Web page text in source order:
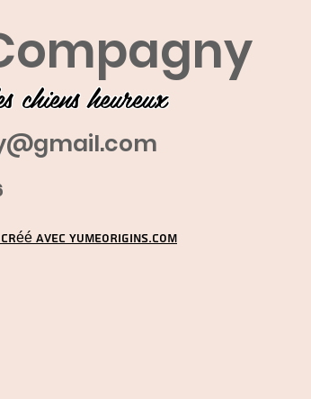
chiens heureux
avec YUMEORIGINS.COM